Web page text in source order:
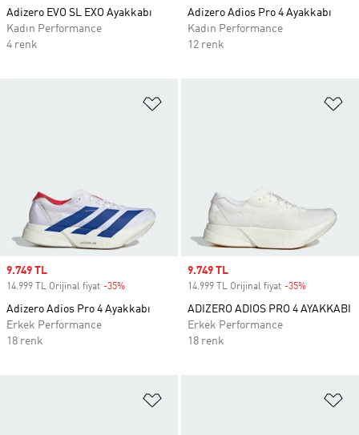
Adizero EVO SL EXO Ayakkabı
Kadın Performance
4 renk
Adizero Adios Pro 4 Ayakkabı
Kadın Performance
12 renk
Sale price
9.749 TL
14.999 TL Orijinal fiyat -35%
Adizero Adios Pro 4 Ayakkabı
Erkek Performance
18 renk
Sale price
9.749 TL
14.999 TL Orijinal fiyat -35%
ADIZERO ADIOS PRO 4 AYAKKABI
Erkek Performance
18 renk